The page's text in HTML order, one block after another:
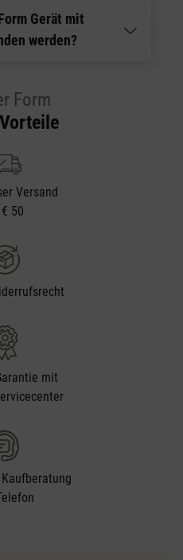
Gerät mit
werden?
Form
Versand
50
mit